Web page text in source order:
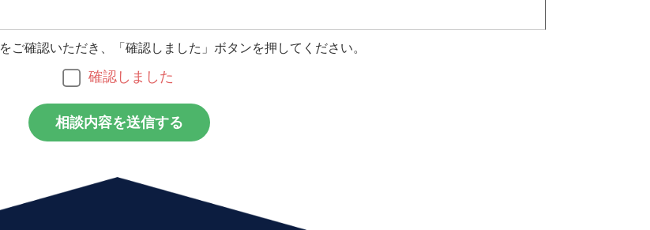
をご確認いただき、「確認しました」ボタンを押してください。
確認しました